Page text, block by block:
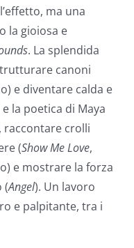
ma una
la gioiosa e
. La splendida
canoni
e diventare calda e
la poetica di Maya
raccontare crolli
(Show Me Love,
e mostrare la forza
(Angel). Un lavoro
e palpitante, tra i